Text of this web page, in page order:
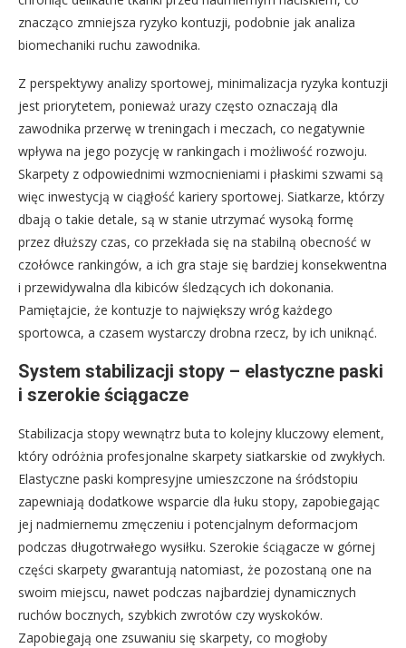
znacząco zmniejsza ryzyko kontuzji, podobnie jak analiza
biomechaniki ruchu zawodnika.
Z perspektywy analizy sportowej, minimalizacja ryzyka kontuzji
jest priorytetem, ponieważ urazy często oznaczają dla
zawodnika przerwę w treningach i meczach, co negatywnie
wpływa na jego pozycję w rankingach i możliwość rozwoju.
Skarpety z odpowiednimi wzmocnieniami i płaskimi szwami są
więc inwestycją w ciągłość kariery sportowej. Siatkarze, którzy
dbają o takie detale, są w stanie utrzymać wysoką formę
przez dłuższy czas, co przekłada się na stabilną obecność w
czołówce rankingów, a ich gra staje się bardziej konsekwentna
i przewidywalna dla kibiców śledzących ich dokonania.
Pamiętajcie, że kontuzje to największy wróg każdego
sportowca, a czasem wystarczy drobna rzecz, by ich uniknąć.
System stabilizacji stopy – elastyczne paski
i szerokie ściągacze
Stabilizacja stopy wewnątrz buta to kolejny kluczowy element,
który odróżnia profesjonalne skarpety siatkarskie od zwykłych.
Elastyczne paski kompresyjne umieszczone na śródstopiu
zapewniają dodatkowe wsparcie dla łuku stopy, zapobiegając
jej nadmiernemu zmęczeniu i potencjalnym deformacjom
podczas długotrwałego wysiłku. Szerokie ściągacze w górnej
części skarpety gwarantują natomiast, że pozostaną one na
swoim miejscu, nawet podczas najbardziej dynamicznych
ruchów bocznych, szybkich zwrotów czy wyskoków.
Zapobiegają one zsuwaniu się skarpety, co mogłoby